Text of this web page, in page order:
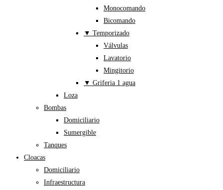
Monocomando
Bicomando
▼ Temporizado
Válvulas
Lavatorio
Mingitorio
▼ Griferia 1 agua
Loza
Bombas
Domiciliario
Sumergible
Tanques
Cloacas
Domiciliario
Infraestructura